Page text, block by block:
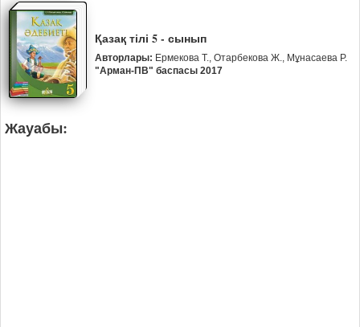
Қазақ тілі 5 - сынып
Авторлары: Ермекова Т., Отарбекова Ж., Мұнасаева Р.
"Арман-ПВ" баспасы 2017
Жауабы: